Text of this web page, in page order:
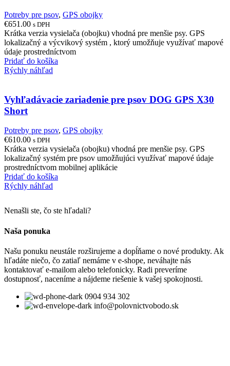
Potreby pre psov, GPS obojky
€651.00 s DPH
Krátka verzia vysielača (obojku) vhodná pre menšie psy. GPS
lokalizačný a výcvikový systém , ktorý umožňuje využívať mapové
údaje prostredníctvom
Pridať do košíka
Rýchly náhľad
Vyhľadávacie zariadenie pre psov DOG GPS X30
Short
Potreby pre psov, GPS obojky
€610.00 s DPH
Krátka verzia vysielača (obojku) vhodná pre menšie psy. GPS
lokalizačný systém pre psov umožňujúci využívať mapové údaje
prostredníctvom mobilnej aplikácie
Pridať do košíka
Rýchly náhľad
Nenašli ste, čo ste hľadali?
Naša ponuka
Našu ponuku neustále rozširujeme a dopĺňame o nové produkty. Ak
hľadáte niečo, čo zatiaľ nemáme v e-shope, neváhajte nás
kontaktovať e-mailom alebo telefonicky. Radi preveríme
dostupnosť, naceníme a nájdeme riešenie k vašej spokojnosti.
0904 934 302
info@polovnictvobodo.sk